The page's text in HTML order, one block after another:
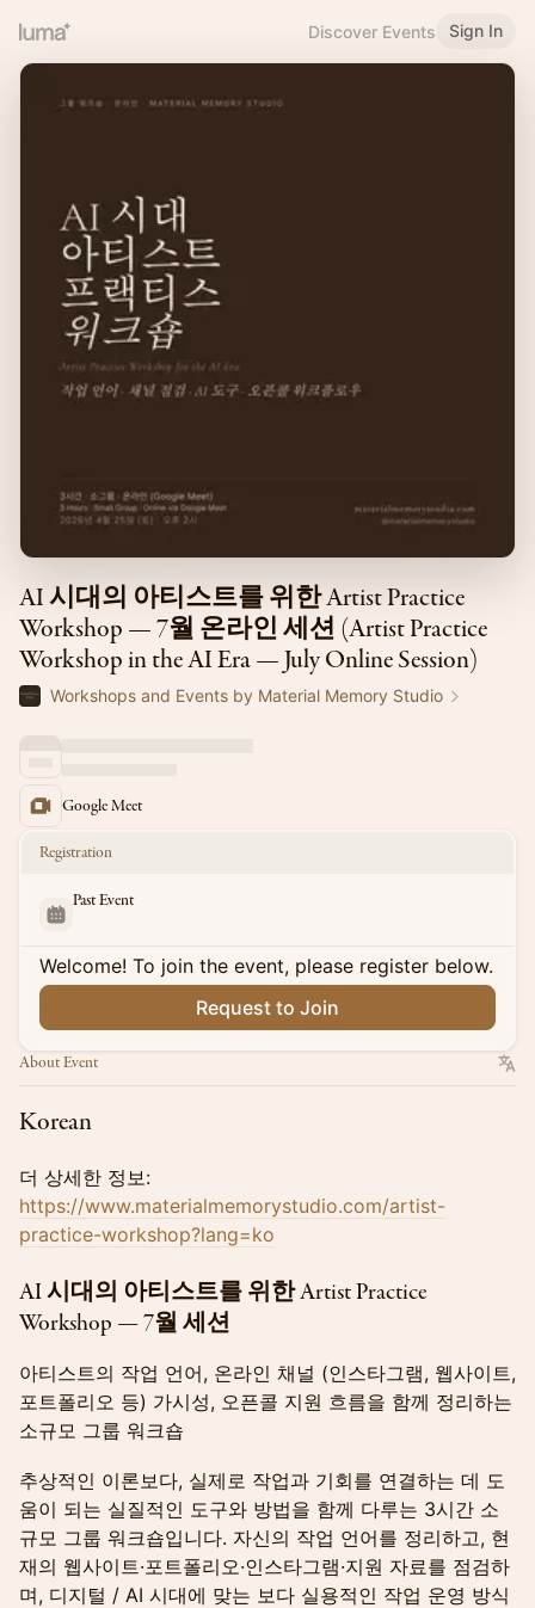
Discover Events Sign In
AI 시대의 아티스트를 위한 Artist Practice
Workshop — 7월 온라인 세션 (Artist Practice
Workshop in the AI Era — July Online Session)
Workshops and Events by Material Memory Studio
Google Meet
Registration
Past Event
Welcome! To join the event, please register below.
Request to Join
About Event
Korean
더 상세한 정보:
https://www.materialmemorystudio.com/artist-
practice-workshop?lang=ko
AI 시대의 아티스트를 위한 Artist Practice
Workshop — 7월 세션
아티스트의 작업 언어, 온라인 채널 (인스타그램, 웹사이트,
포트폴리오 등) 가시성, 오픈콜 지원 흐름을 함께 정리하는
소규모 그룹 워크숍
추상적인 이론보다, 실제로 작업과 기회를 연결하는 데 도
움이 되는 실질적인 도구와 방법을 함께 다루는 3시간 소
규모 그룹 워크숍입니다. 자신의 작업 언어를 정리하고, 현
재의 웹사이트·포트폴리오·인스타그램·지원 자료를 점검하
며, 디지털 / AI 시대에 맞는 보다 실용적인 작업 운영 방식